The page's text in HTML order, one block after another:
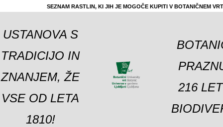
SEZNAM RASTLIN, KI JIH JE MOGOČE KUPITI V BOTANIČNEM
USTANOVA S
TRADICIJO IN
ZNANJEM, ŽE
VSE OD LETA
1810!
216